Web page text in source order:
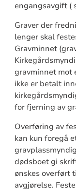
engangsavgift (
Graver der
lenger skal
Gravminnet
gravminnet mot
ikke er betalt
for fjerning av
Overføring av
kan kun foregå
dødsboet gi
ønskes overført
avgjørelse.